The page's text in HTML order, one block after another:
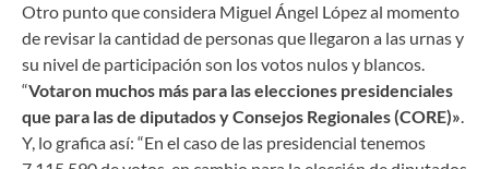
Otro punto que considera Miguel Ángel López al momento
de revisar la cantidad de personas que llegaron a las urnas y
su nivel de participación son los votos nulos y blancos.
“Votaron muchos más para las elecciones presidenciales
que para las de diputados y Consejos Regionales (CORE)».
Y, lo grafica así: “En el caso de las presidencial tenemos